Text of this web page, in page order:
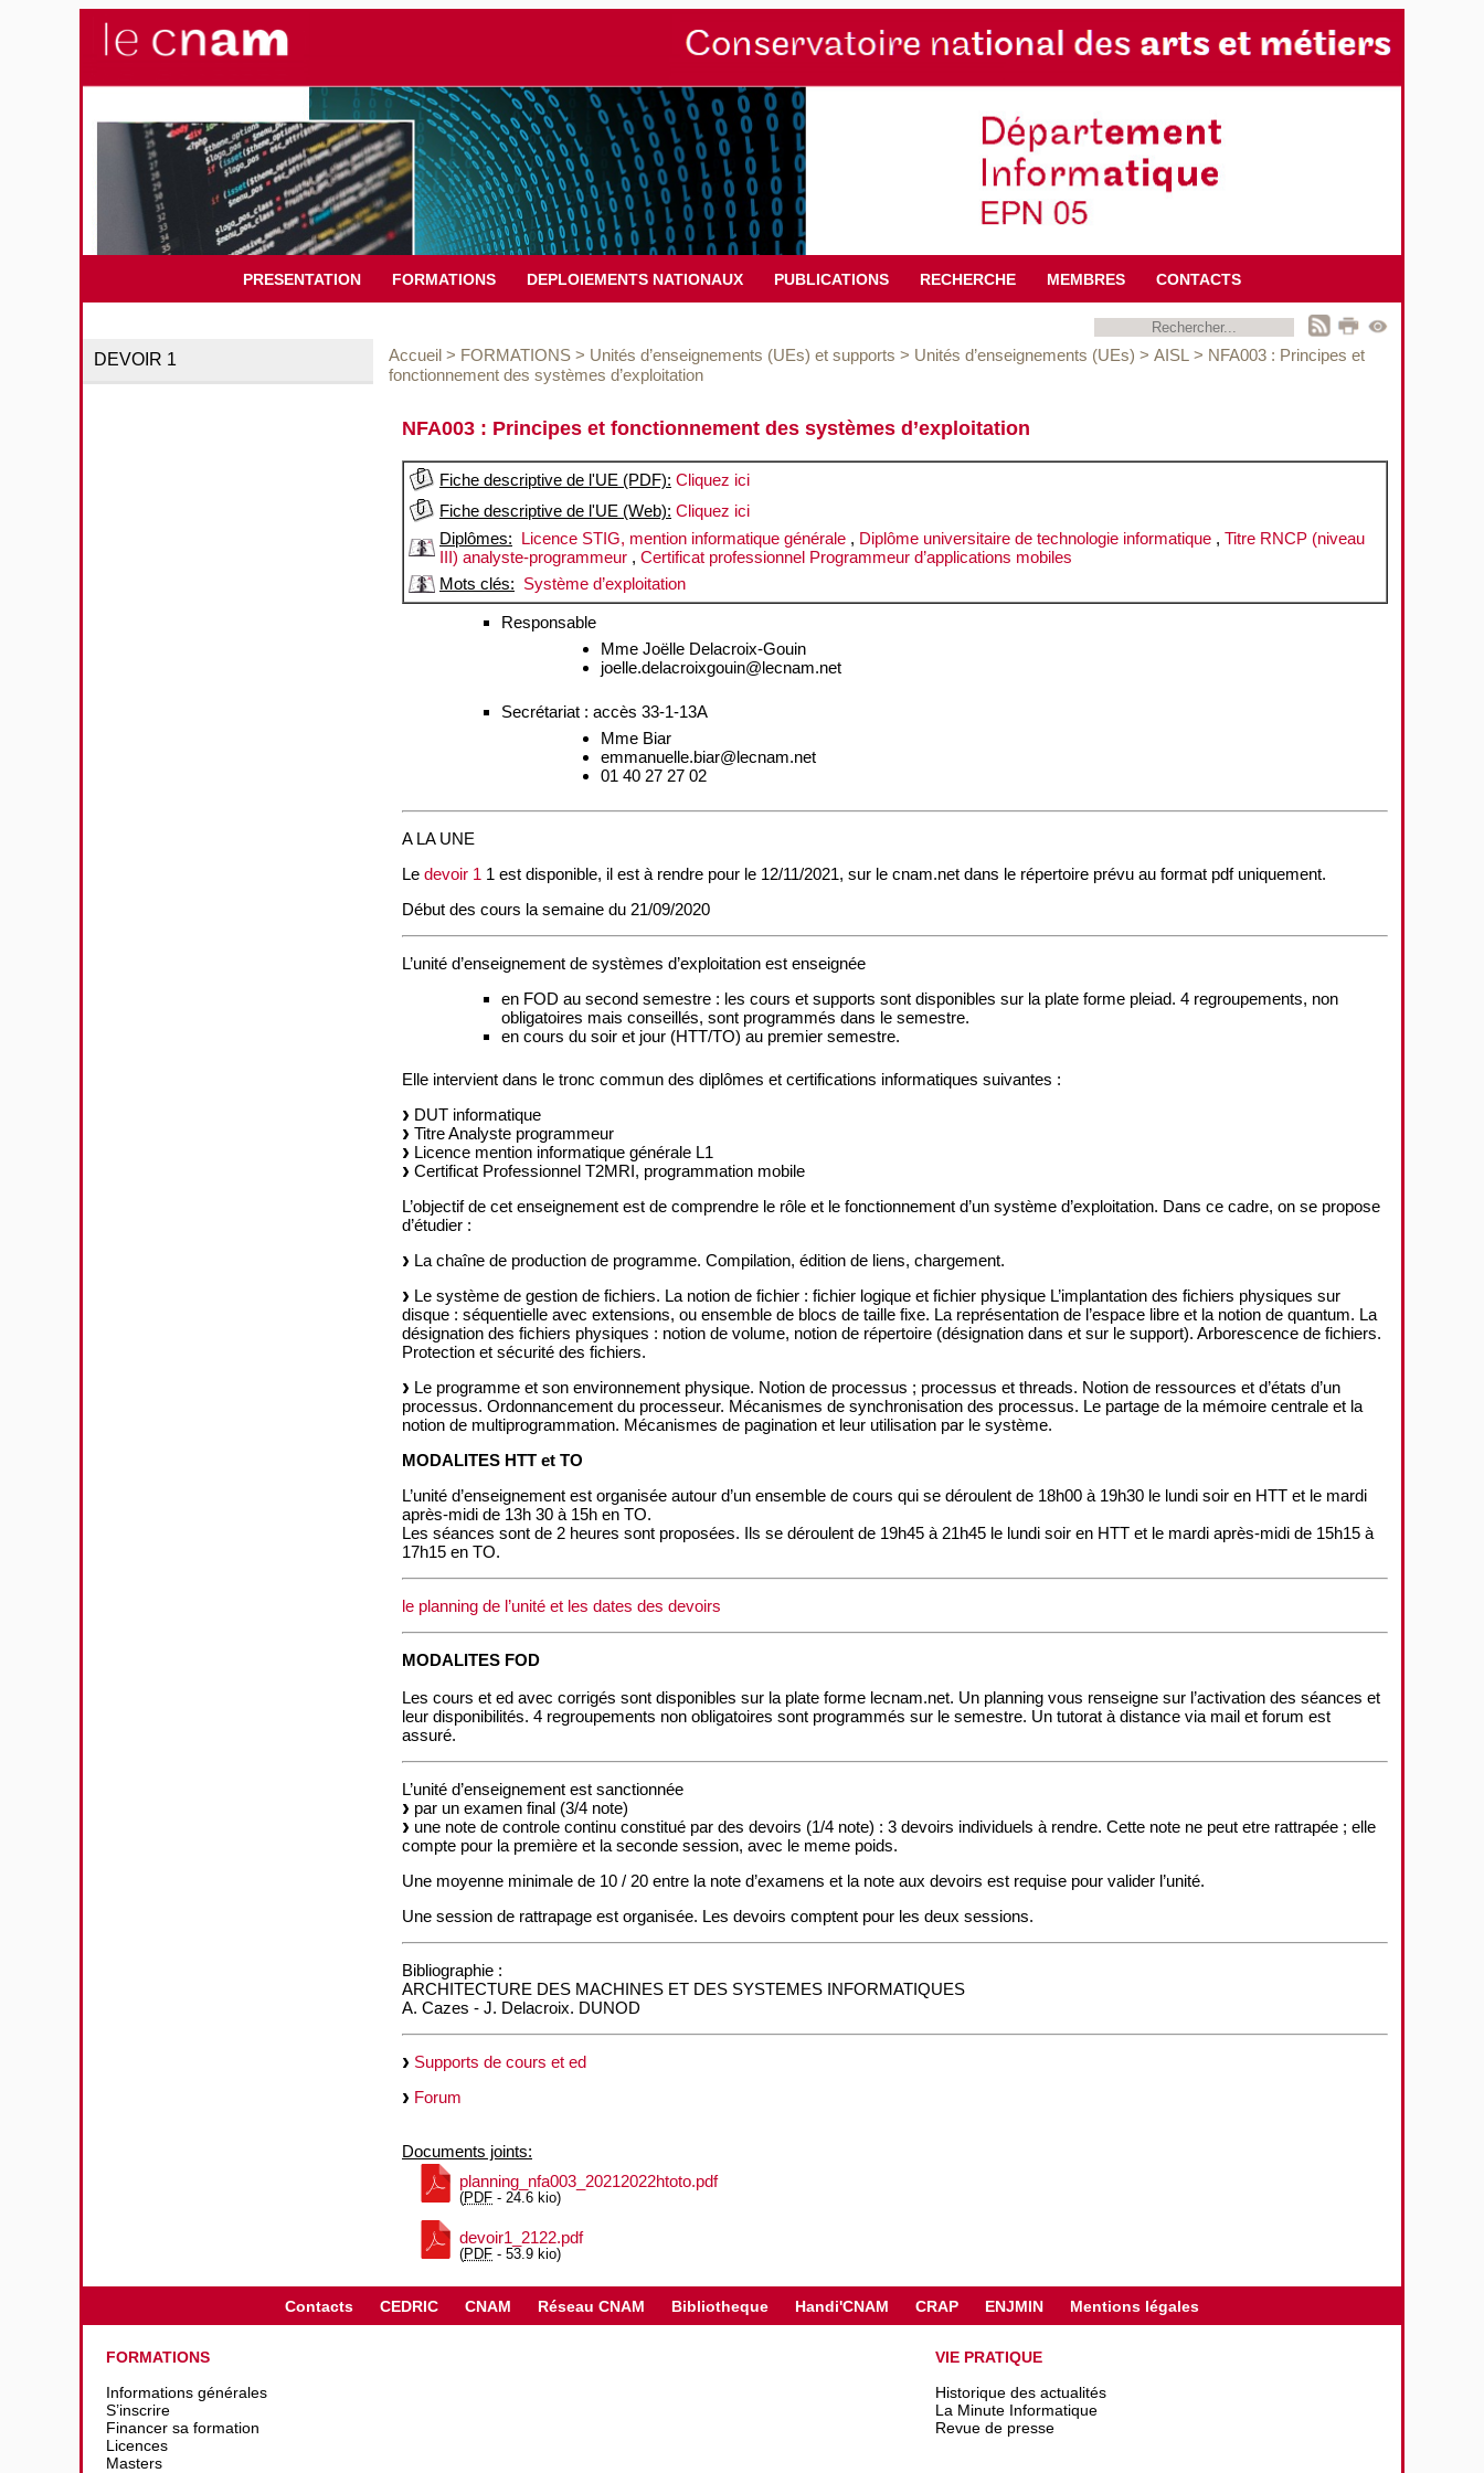
PRESENTATION FORMATIONS DEPLOIEMENTS NATIONAUX PUBLICATIONS RECHERCHE MEMBRES CONTACTS
DEVOIR 1 Accueil > FORMATIONS > Unités d’enseignements (UEs) et supports > Unités d’enseignements (UEs) > AISL > NFA003 : Principes et
fonctionnement des systèmes d’exploitation
NFA003 : Principes et fonctionnement des systèmes d’exploitation
Fiche descriptive de l'UE (PDF): Cliquez ici
Fiche descriptive de l'UE (Web): Cliquez ici
Diplômes: Licence STIG, mention informatique générale , Diplôme universitaire de technologie informatique , Titre RNCP (niveau
III) analyste-programmeur , Certificat professionnel Programmeur d’applications mobiles
Mots clés: Système d’exploitation
Responsable
Mme Joëlle Delacroix-Gouin
joelle.delacroixgouin@lecnam.net
Secrétariat : accès 33-1-13A
Mme Biar
emmanuelle.biar@lecnam.net
01 40 27 27 02
A LA UNE
Le devoir 1 1 est disponible, il est à rendre pour le 12/11/2021, sur le cnam.net dans le répertoire prévu au format pdf uniquement.
Début des cours la semaine du 21/09/2020
L’unité d’enseignement de systèmes d’exploitation est enseignée
en FOD au second semestre : les cours et supports sont disponibles sur la plate forme pleiad. 4 regroupements, non
obligatoires mais conseillés, sont programmés dans le semestre.
en cours du soir et jour (HTT/TO) au premier semestre.
Elle intervient dans le tronc commun des diplômes et certifications informatiques suivantes :
DUT informatique
Titre Analyste programmeur
Licence mention informatique générale L1
Certificat Professionnel T2MRI, programmation mobile
L’objectif de cet enseignement est de comprendre le rôle et le fonctionnement d’un système d’exploitation. Dans ce cadre, on se propose
d’étudier :
La chaîne de production de programme. Compilation, édition de liens, chargement.
Le système de gestion de fichiers. La notion de fichier : fichier logique et fichier physique L’implantation des fichiers physiques sur
disque : séquentielle avec extensions, ou ensemble de blocs de taille fixe. La représentation de l’espace libre et la notion de quantum. La
désignation des fichiers physiques : notion de volume, notion de répertoire (désignation dans et sur le support). Arborescence de fichiers.
Protection et sécurité des fichiers.
Le programme et son environnement physique. Notion de processus ; processus et threads. Notion de ressources et d’états d’un
processus. Ordonnancement du processeur. Mécanismes de synchronisation des processus. Le partage de la mémoire centrale et la
notion de multiprogrammation. Mécanismes de pagination et leur utilisation par le système.
MODALITES HTT et TO
L’unité d’enseignement est organisée autour d’un ensemble de cours qui se déroulent de 18h00 à 19h30 le lundi soir en HTT et le mardi
après-midi de 13h 30 à 15h en TO.
Les séances sont de 2 heures sont proposées. Ils se déroulent de 19h45 à 21h45 le lundi soir en HTT et le mardi après-midi de 15h15 à
17h15 en TO.
le planning de l’unité et les dates des devoirs
MODALITES FOD
Les cours et ed avec corrigés sont disponibles sur la plate forme lecnam.net. Un planning vous renseigne sur l’activation des séances et
leur disponibilités. 4 regroupements non obligatoires sont programmés sur le semestre. Un tutorat à distance via mail et forum est
assuré.
L’unité d’enseignement est sanctionnée
par un examen final (3/4 note)
une note de controle continu constitué par des devoirs (1/4 note) : 3 devoirs individuels à rendre. Cette note ne peut etre rattrapée ; elle
compte pour la première et la seconde session, avec le meme poids.
Une moyenne minimale de 10 / 20 entre la note d’examens et la note aux devoirs est requise pour valider l’unité.
Une session de rattrapage est organisée. Les devoirs comptent pour les deux sessions.
Bibliographie :
ARCHITECTURE DES MACHINES ET DES SYSTEMES INFORMATIQUES
A. Cazes - J. Delacroix. DUNOD
Supports de cours et ed
Forum
Documents joints:
planning_nfa003_20212022htoto.pdf
(PDF - 24.6 kio)
devoir1_2122.pdf
(PDF - 53.9 kio)
Contacts CEDRIC CNAM Réseau CNAM Bibliotheque Handi'CNAM CRAP ENJMIN Mentions légales
FORMATIONS
Informations générales
S’inscrire
Financer sa formation
Licences
Masters
VIE PRATIQUE
Historique des actualités
La Minute Informatique
Revue de presse